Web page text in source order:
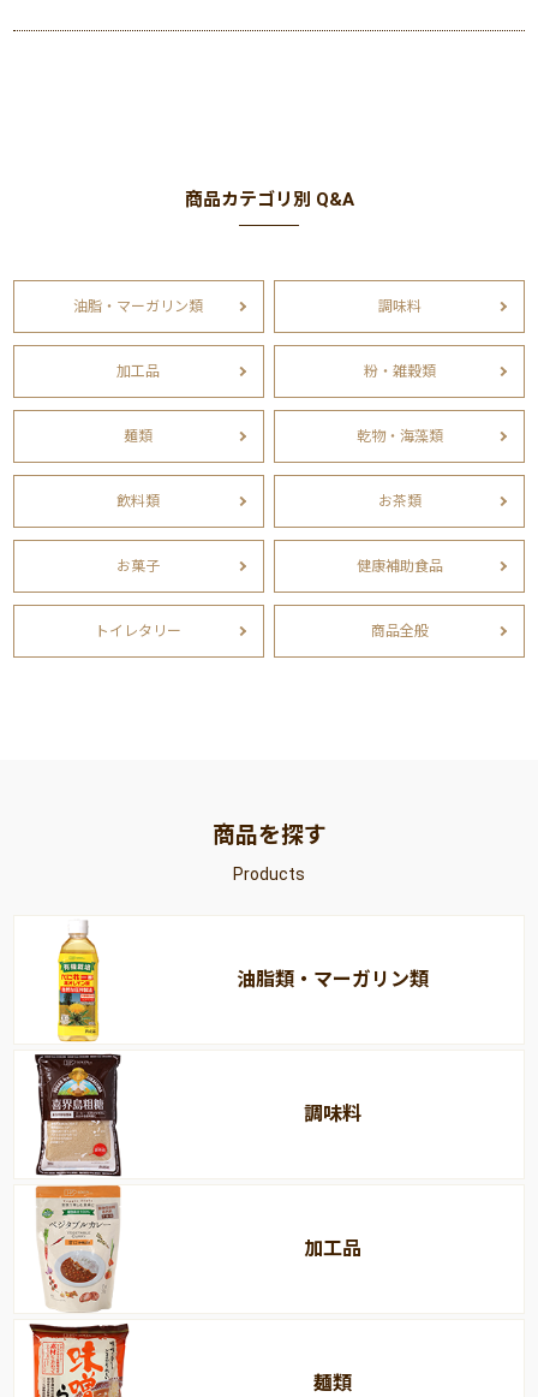
商品カテゴリ別 Q&A
油脂・マーガリン類 調味料
加工品 粉・雑穀類
麺類 乾物・海藻類
飲料類 お茶類
お菓子 健康補助食品
トイレタリー 商品全般
商品を探す
Products
油脂類・マーガリン類
調味料
加工品
麺類